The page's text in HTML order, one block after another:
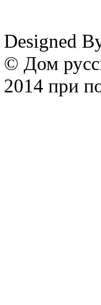
Designed
© Дом
2014 при